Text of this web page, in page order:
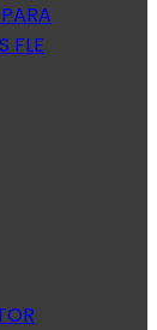
FLE